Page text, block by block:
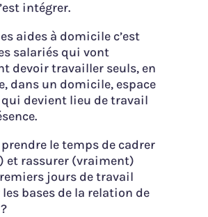
intégrer.
aides à domicile c’est
salariés qui vont
devoir travailler seuls, en
dans un domicile, espace
devient lieu de travail
le temps de cadrer
et rassurer (vraiment)
jours de travail
bases de la relation de